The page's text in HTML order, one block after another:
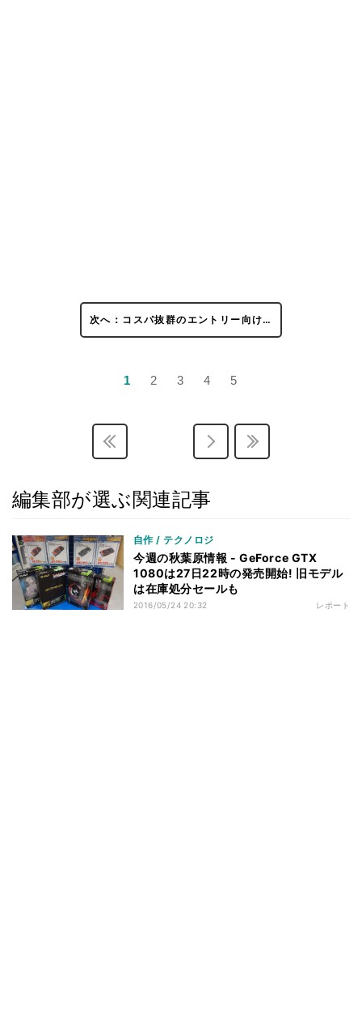
次へ：コスパ抜群のエントリー向け…
1 2 3 4 5
編集部が選ぶ関連記事
自作 / テクノロジ
今週の秋葉原情報 - GeForce GTX
1080は27日22時の発売開始! 旧モデル
は在庫処分セールも
2016/05/24 20:32 レポート